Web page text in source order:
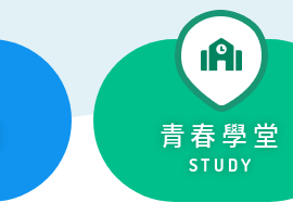
青春學堂
STUDY